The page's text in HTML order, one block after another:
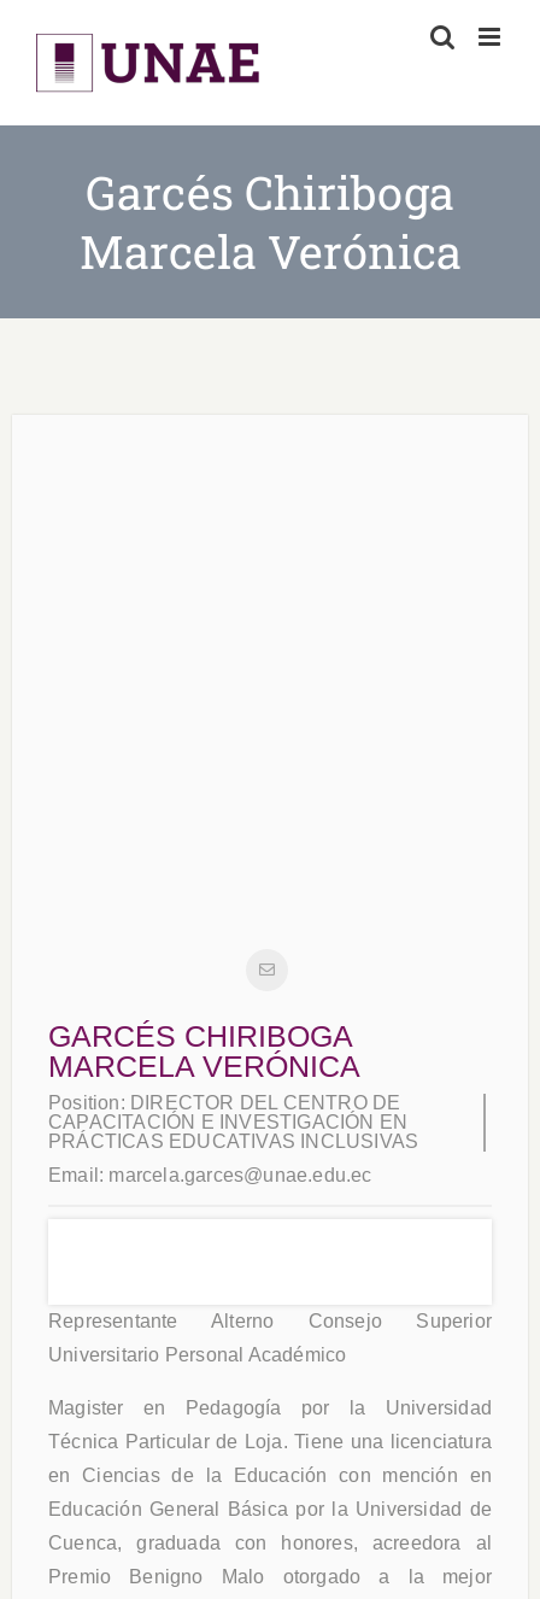
content
Garcés Chiriboga
Marcela Verónica
GARCÉS CHIRIBOGA
MARCELA VERÓNICA
Position: DIRECTOR DEL CENTRO DE
CAPACITACIÓN E INVESTIGACIÓN EN
PRÁCTICAS EDUCATIVAS INCLUSIVAS
Email: marcela.garces@unae.edu.ec
Representante Alterno Consejo Superior
Universitario Personal Académico
Magister en Pedagogía por la Universidad
Técnica Particular de Loja. Tiene una licenciatura
en Ciencias de la Educación con mención en
Educación General Básica por la Universidad de
Cuenca, graduada con honores, acreedora al
Premio Benigno Malo otorgado a la mejor